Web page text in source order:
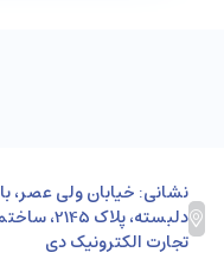
نشانی: خیابان ولی عصر،
دلبسته،
تجارت الکترونیک دی